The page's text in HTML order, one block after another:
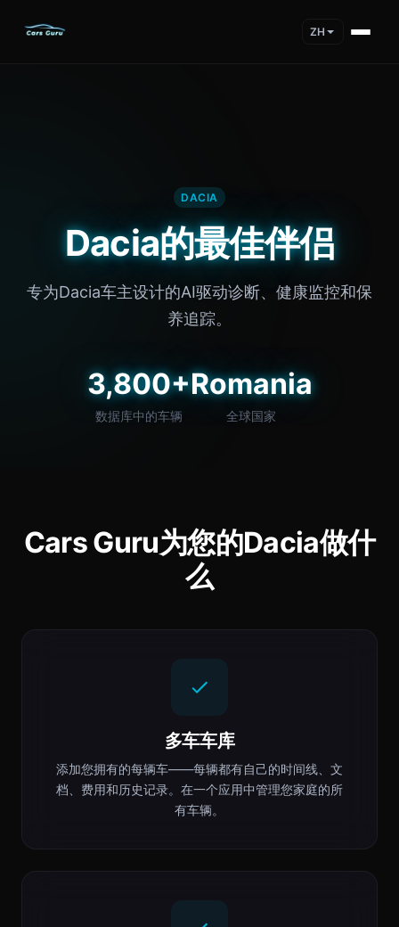
ZH
DACIA
Dacia的最佳伴侣
专为Dacia车主设计的AI驱动诊断、健康监控和保
养追踪。
3,800+
数据库中的车辆
Romania
全球国家
Cars Guru为您的Dacia做什
么
多车车库
添加您拥有的每辆车——每辆都有自己的时间线、文
档、费用和历史记录。在一个应用中管理您家庭的所
有车辆。